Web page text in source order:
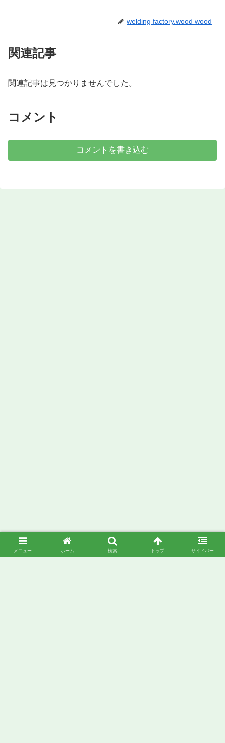
welding factory.wood wood
関連記事
関連記事は見つかりませんでした。
コメント
コメントを書き込む
メニュー ホーム 検索 トップ サイドバー